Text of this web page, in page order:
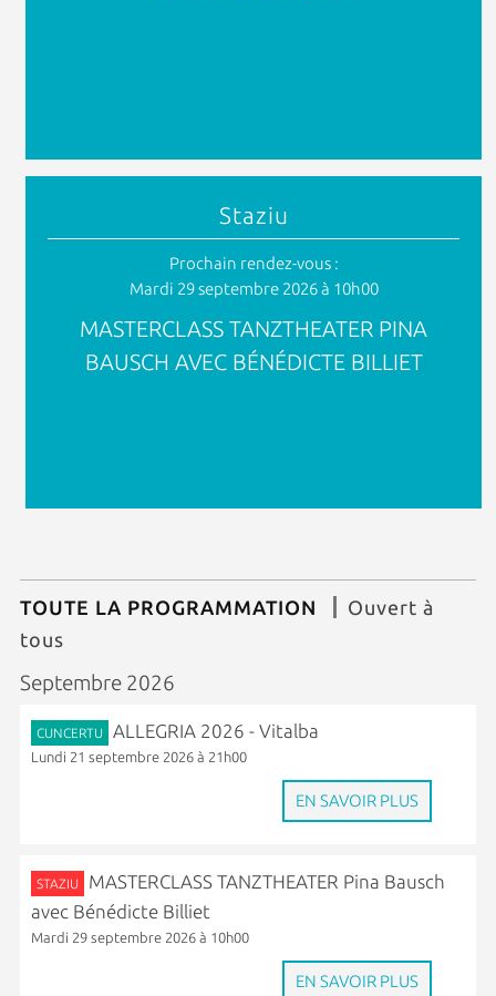
Staziu
Prochain rendez-vous :
Mardi 29 septembre 2026 à 10h00
MASTERCLASS TANZTHEATER PINA
BAUSCH AVEC BÉNÉDICTE BILLIET
TOUTE LA PROGRAMMATION
Ouvert à
tous
Septembre 2026
CUNCERTU ALLEGRIA 2026 - Vitalba
Lundi 21 septembre 2026 à 21h00
EN SAVOIR PLUS
STAZIU
MASTERCLASS TANZTHEATER Pina Bausch
avec Bénédicte Billiet
Mardi 29 septembre 2026 à 10h00
EN SAVOIR PLUS